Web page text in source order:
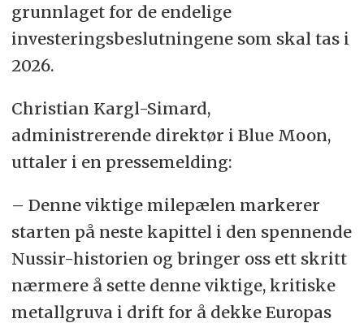
grunnlaget for de endelige
investeringsbeslutningene som skal tas i
2026.
Christian Kargl-Simard,
administrerende direktør i Blue Moon,
uttaler i en pressemelding:
– Denne viktige milepælen markerer
starten på neste kapittel i den spennende
Nussir-historien og bringer oss ett skritt
nærmere å sette denne viktige, kritiske
metallgruva i drift for å dekke Europas